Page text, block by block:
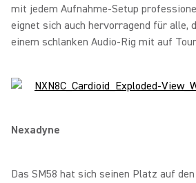
mit jedem Aufnahme-Setup
eignet sich auch hervorragend für alle,
einem schlanken Audio-Rig mit auf
Nexadyne
Das SM58 hat sich seinen Platz auf